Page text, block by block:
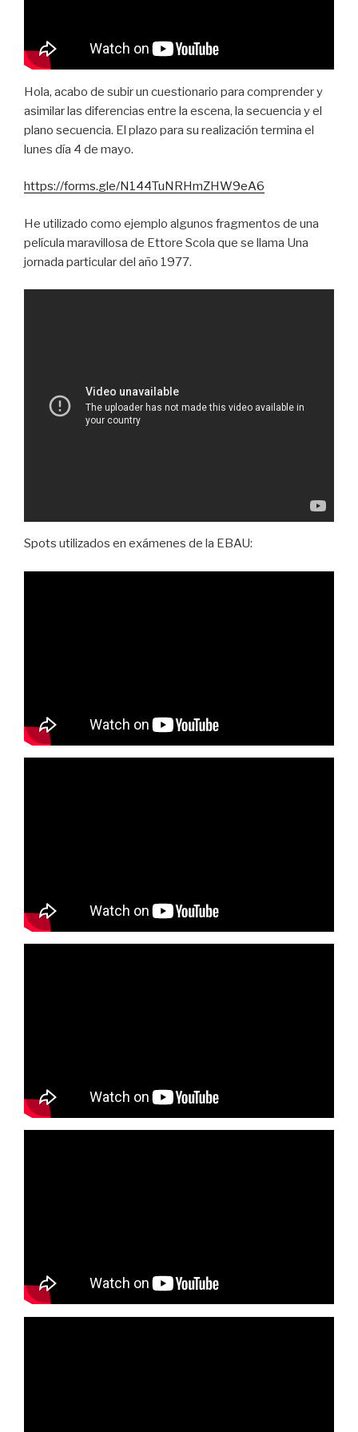
Hola, acabo de subir un cuestionario para comprender y
asimilar las diferencias entre la escena, la secuencia y el
plano secuencia. El plazo para su realización termina el
lunes día 4 de mayo.
https://forms.gle/N144TuNRHmZHW9eA6
He utilizado como ejemplo algunos fragmentos de una
película maravillosa de Ettore Scola que se llama Una
jornada particular del año 1977.
Spots utilizados en exámenes de la EBAU: